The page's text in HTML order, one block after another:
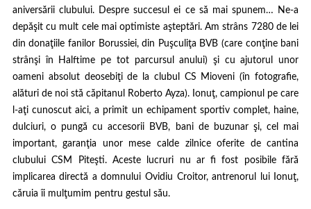
aniversării clubului. Despre succesul ei ce să mai spunem… Ne-a
depăşit cu mult cele mai optimiste aşteptări. Am strâns 7280 de lei
din donaţiile fanilor Borussiei, din Puşculiţa BVB (care conţine bani
strânşi în Halftime pe tot parcursul anului) şi cu ajutorul unor
oameni absolut deosebiţi de la clubul CS Mioveni (în fotografie,
alături de noi stă căpitanul Roberto Ayza). Ionuţ, campionul pe care
l-aţi cunoscutaici, a primit un echipament sportiv complet, haine,
dulciuri, o pungă cu accesorii BVB, bani de buzunar şi, cel mai
important, garanţia unor mese calde zilnice oferite de cantina
clubului CSM Piteşti. Aceste lucruri nu ar fi fost posibile fără
implicarea directă a domnului Ovidiu Croitor, antrenorul lui Ionuţ,
căruia îi mulţumim pentru gestul său.